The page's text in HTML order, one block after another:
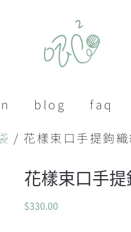
blog faq
/ 花樣束口手提鉤
花樣束口手
$330.00